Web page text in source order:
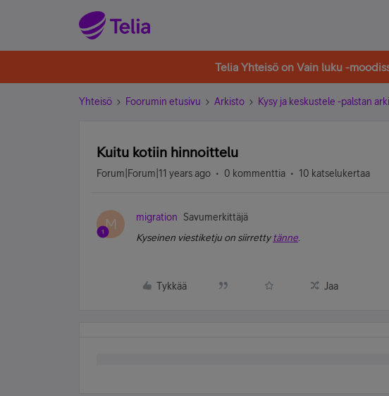
Telia Yhteisö on Vain luku -
Yhteisö Foorumin etusivu Arkisto Kysy ja keskustele -palstan
Kuitu kotiin hinnoittelu
Forum|Forum|11 years ago 0 kommenttia 10 katselukertaa
M migration
Savumerkittäjä
Kyseinen viestiketju on siirrettytänne
Tykkää Jaa